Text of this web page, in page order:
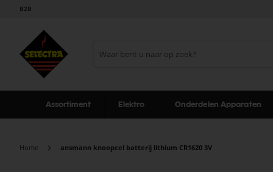
B2B
Assortiment Elektro Onderdelen Apparaten
Home ansmann knoopcel batterij lithium CR1620 3V